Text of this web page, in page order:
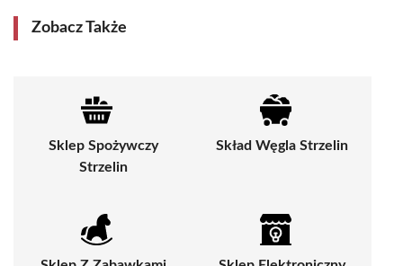
Zobacz Także
Sklep Spożywczy
Strzelin
Skład Węgla Strzelin